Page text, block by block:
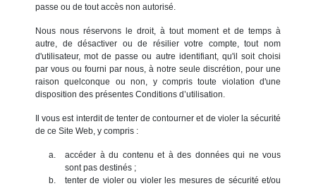
passe ou de tout accès non autorisé.
Nous nous réservons le droit, à tout moment et de temps à
autre, de désactiver ou de résilier votre compte, tout nom
d'utilisateur, mot de passe ou autre identifiant, qu'il soit choisi
par vous ou fourni par nous, à notre seule discrétion, pour une
raison quelconque ou non, y compris toute violation d'une
disposition des présentes Conditions d’utilisation.
Il vous est interdit de tenter de contourner et de violer la sécurité
de ce Site Web, y compris :
accéder à du contenu et à des données qui ne vous
sont pas destinés ;
tenter de violer ou violer les mesures de sécurité et/ou